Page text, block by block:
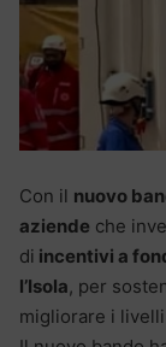
Con il nuovo
aziende che
di incentivi a
l’Isola, per
migliorare i